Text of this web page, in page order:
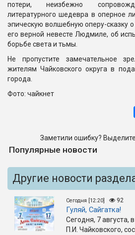
потери, неизбежно
литературного шедевра в оперное
эпическую волшебную оперу-сказку
его верной невесте Людмиле, об
борьбе света и тьмы.
Не пропустите замечательное
жителям Чайковского округа в
города.
Фото: чайкнет
Заметили ошибку?
Популярные новости
Другие новости
Сегодня [12:20] 92
Гуляй, Сайгатка!
Сегодня, 7 августа,
П.И. Чайковского,